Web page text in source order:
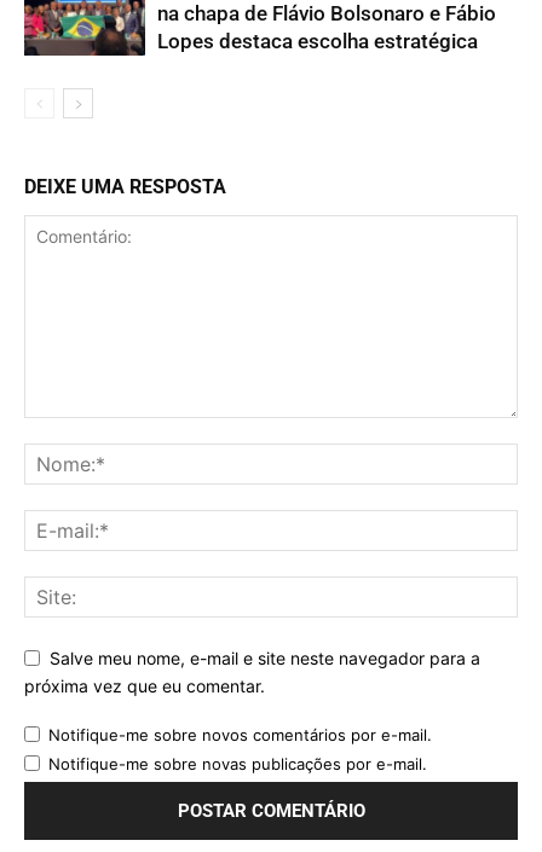
na chapa de Flávio Bolsonaro e Fábio
Lopes destaca escolha estratégica
DEIXE UMA RESPOSTA
Salve meu nome, e-mail e site neste navegador para a
próxima vez que eu comentar.
Notifique-me sobre novos comentários por e-mail.
Notifique-me sobre novas publicações por e-mail.